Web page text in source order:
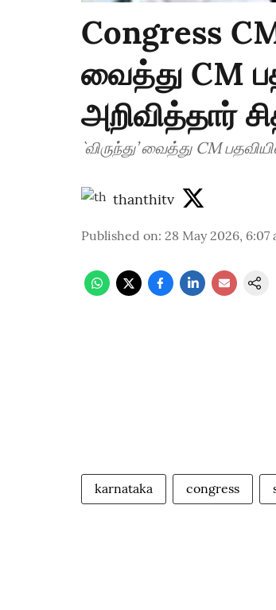
Congress
வைத்து CM
அறிவித்தார்
thanthitv
Published on: 28 May 2026, 6:07
karnataka congress